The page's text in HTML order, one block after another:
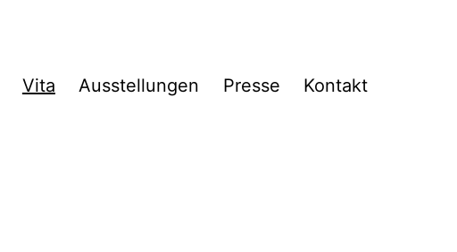
Vita Ausstellungen Presse Kontakt